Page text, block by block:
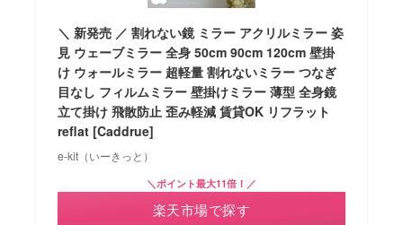
＼ 新発売 ／ 割れない鏡 ミラー アクリルミラー 姿
見 ウェーブミラー 全身 50cm 90cm 120cm 壁掛
け ウォールミラー 超軽量 割れないミラー つなぎ
目なし フィルムミラー 壁掛けミラー 薄型 全身鏡
立て掛け 飛散防止 歪み軽減 賃貸OK リフラット
reflat [Caddrue]
e-kit（いーきっと）
＼ポイント最大11倍！／
楽天市場で探す